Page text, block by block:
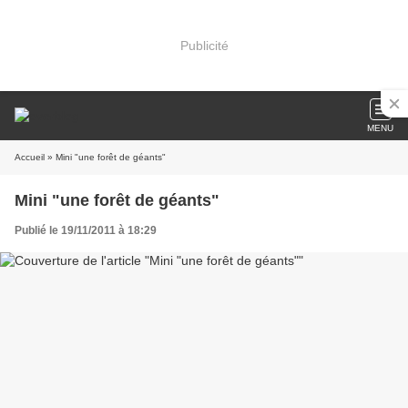
Publicité
MENU
Accueil » Mini "une forêt de géants"
Mini "une forêt de géants"
Publié le 19/11/2011 à 18:29